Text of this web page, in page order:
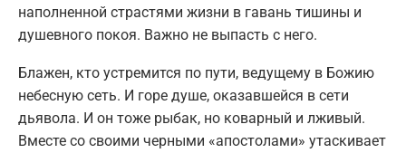
наполненной страстями жизни в гавань тишины и
душевного покоя. Важно не выпасть с него.
Блажен, кто устремится по пути, ведущему в Божию
небесную сеть. И горе душе, оказавшейся в сети
дьявола. И он тоже рыбак, но коварный и лживый.
Вместе со своими черными «апостолами» утаскивает